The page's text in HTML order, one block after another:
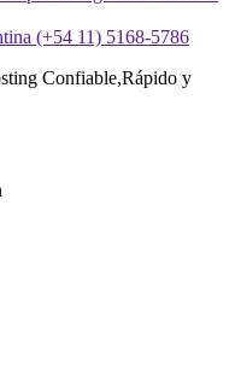
(+54 11) 5168-5786
Confiable,Rápido y